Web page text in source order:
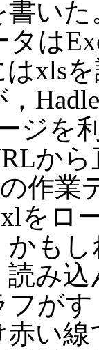
書い
タは
xls
ジを
か
作業
をロ
もし
み
が
い